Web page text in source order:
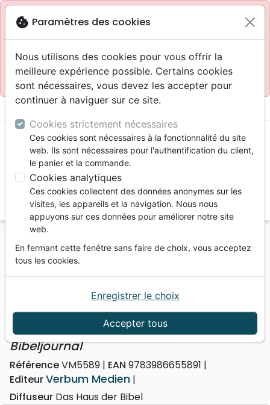
blockSite réservé aux professionnels
Accès pour les professionnels : Se connecter
Site pour le grand public : La Maison de la Bible
menu
Vous ne pouvez pas créer de nouvelle commande
depuis votre pays (United States).
Portions Hebräer - Bibeljournal
Bibeljournal
RéférenceVM5589 EAN 9783986655891
EditeurVerbum Medien
Diffuseur Das Haus der Bibel
cookie Paramètres des cookies
Nous utilisons des cookies pour vous offrir la
meilleure expérience possible. Certains cookies
sont nécessaires, vous devez les accepter pour
continuer à naviguer sur ce site.
Cookies strictement nécessaires
Ces cookies sont nécessaires à la fonctionnalité du site
web. Ils sont nécessaires pour l'authentification du client,
le panier et la commande.
Cookies analytiques
Ces cookies collectent des données anonymes sur les
visites, les appareils et la navigation. Nous nous
appuyons sur ces données pour améliorer notre site
web.
En fermant cette fenêtre sans faire de choix, vous acceptez
tous les cookies.
Accepter tous
Enregistrer le choix